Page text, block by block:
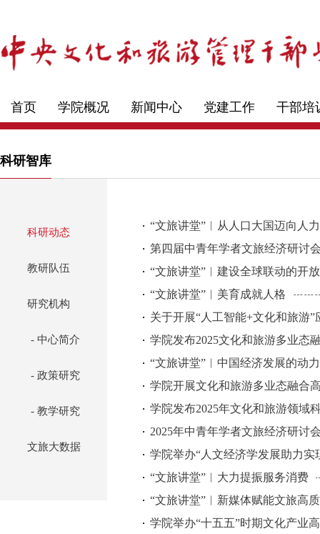
首页 学院概况 新闻中心 党建工作 干部培
科研智库
科研动态
教研队伍
研究机构
- 中心简介
- 政策研究
- 教学研究
文旅大数据
“文旅讲堂”︱从人口大国迈向人
第四届中青年学者文旅经济研讨
“文旅讲堂”︱建设全球联动的开
“文旅讲堂”︱美育成就人格
关于开展“人工智能+文化和旅游
学院发布2025文化和旅游多业态
“文旅讲堂”︱中国经济发展的动
学院开展文化和旅游多业态融合
学院发布2025年文化和旅游领域
2025年中青年学者文旅经济研讨
学院举办“人文经济学发展助力
“文旅讲堂”︱大力提振服务消费
“文旅讲堂”︱新媒体赋能文旅高
学院举办“十五五”时期文化产业